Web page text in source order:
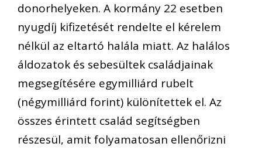
donorhelyeken. A kormány 22 esetben
nyugdíj kifizetését rendelte el kérelem
nélkül az eltartó halála miatt. Az halálos
áldozatok és sebesültek családjainak
megsegítésére egymilliárd rubelt
(négymilliárd forint) különítettek el. Az
összes érintett család segítségben
részesül, amit folyamatosan ellenőrizni